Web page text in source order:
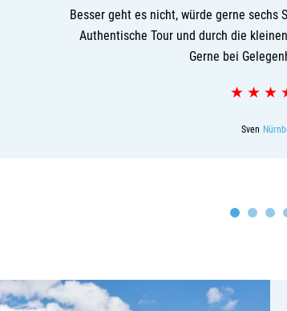
Besser geht es nicht, würde gerne sechs
Authentische Tour und durch die
Gerne bei
★ ★ ★
Sven